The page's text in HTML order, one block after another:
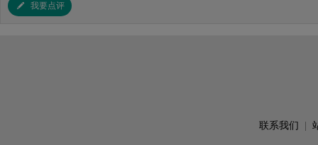
我要点评
联系我们